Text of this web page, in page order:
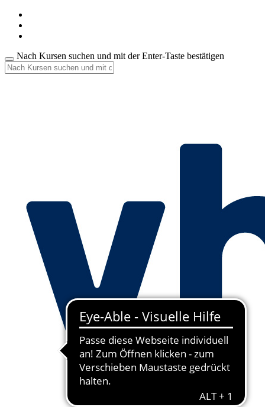
Nach Kursen suchen und mit der Enter-Taste bestätigen